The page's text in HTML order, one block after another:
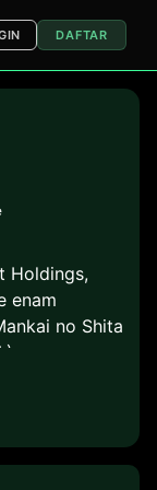
DAFTAR
Holdings,
enam
no Shita